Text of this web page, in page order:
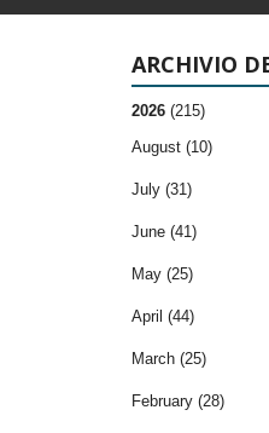
ARCHIVIO
2026 (215)
August (10)
July (31)
June (41)
May (25)
April (44)
March (25)
February (28)